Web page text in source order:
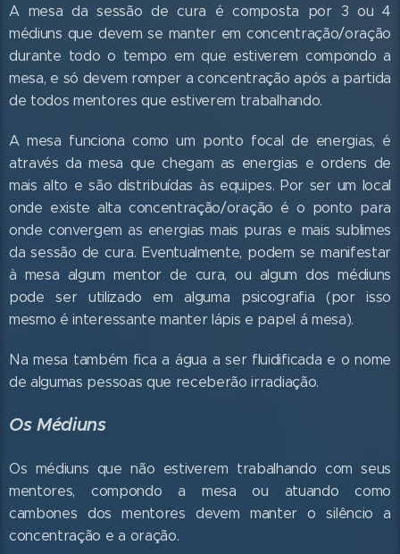
A mesa da sessão de cura é composta por 3 ou 4
médiuns que devem se manter em concentração/oração
durante todo o tempo em que estiverem compondo a
mesa, e só devem romper a concentração após a partida
de todos mentores que estiverem trabalhando.
A mesa funciona como um ponto focal de energias, é
através da mesa que chegam as energias e ordens de
mais alto e são distribuídas às equipes. Por ser um local
onde existe alta concentração/oração é o ponto para
onde convergem as energias mais puras e mais sublimes
da sessão de cura. Eventualmente, podem se manifestar
à mesa algum mentor de cura, ou algum dos médiuns
pode ser utilizado em alguma psicografia (por isso
mesmo é interessante manter lápis e papel á mesa).
Na mesa também fica a água a ser fluidificada e o nome
de algumas pessoas que receberão irradiação.
Os Médiuns
Os médiuns que não estiverem trabalhando com seus
mentores, compondo a mesa ou atuando como
cambones dos mentores devem manter o silêncio a
concentração e a oração.